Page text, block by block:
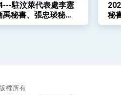
駐汶萊代表處李憲
秘書、張忠琰秘書
姐前往汶萊中華中學
秘
學
權所有